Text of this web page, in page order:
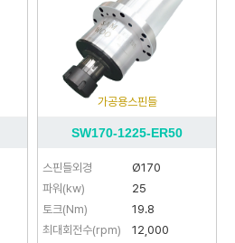
가공용스핀들
SW170-1225-ER50
스핀들외경
Ø170
파워(kw)
25
토크(Nm)
19.8
최대회전수(rpm)
12,000